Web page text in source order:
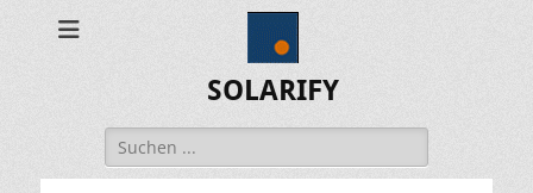
SOLARIFY
Suchen
nach: